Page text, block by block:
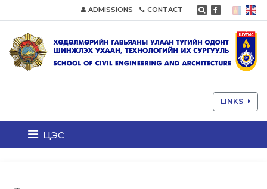
ADMISSIONS CONTACT
LINKS
цэс